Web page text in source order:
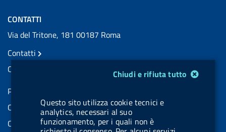
Chiudi e rifiuta tutto
Questo sito utilizza cookie tecnici e
analytics, necessari al suo
funzionamento, per i quali non è
CONTATTI
Via del Tritone, 181 00187 Roma
Contatti
Contatti PEC
Partita IVA: 08703841000
Codice Fiscale: 97345810580
Codice IPA AIFA: aifa_rm